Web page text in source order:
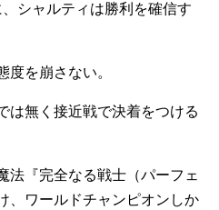
シャルティは勝利を確信す
度を崩さない。
は無く接近戦で決着をつける
法『完全なる戦士（パーフェ
、ワールドチャンピオンしか